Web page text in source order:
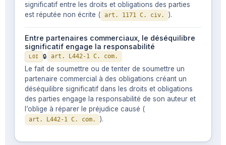
significatif entre les droits et obligations des parties
est réputée non écrite ( art. 1171 C. civ. ).
Entre partenaires commerciaux, le déséquilibre
significatif engage la responsabilité
LOI 🔒 art. L442-1 C. com.
Le fait de soumettre ou de tenter de soumettre un
partenaire commercial à des obligations créant un
déséquilibre significatif dans les droits et obligations
des parties engage la responsabilité de son auteur et
l’oblige à réparer le préjudice causé (
art. L442-1 C. com. ).